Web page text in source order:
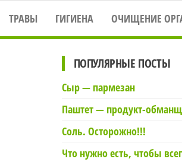
ТРАВЫ ГИГИЕНА ОЧИЩЕНИЕ
ПОПУЛЯРНЫЕ ПОСТЫ
Сыр — пармезан
Паштет — продукт-
Соль. Осторожно!!!
Что нужно есть, чтобы